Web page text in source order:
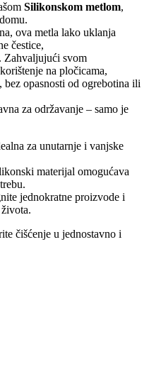
Silikonskom metlom,
ova metla lako uklanja
čestice,
Zahvaljujući svom
na pločicama,
opasnosti od ogrebotina ili
za održavanje – samo je
za unutarnje i vanjske
materijal omogućava
jednokratne proizvode i
čišćenje u jednostavno i